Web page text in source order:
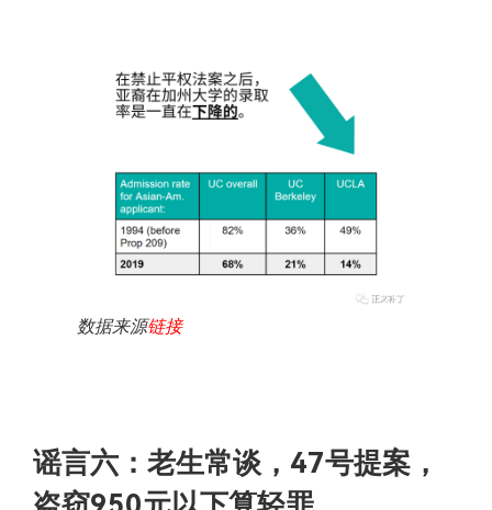
数据来源链接
谣言六：老生常谈，47号提案，